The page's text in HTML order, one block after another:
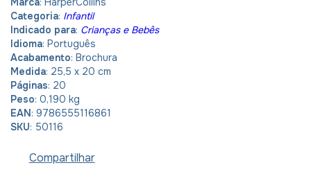
Categoria: Infantil
Indicado para: Crianças e Bebês
Idioma: Português
Acabamento: Brochura
Medida: 25,5 x 20 cm
Páginas: 20
Peso: 0,190 kg
EAN: 9786555116861
SKU: 50116
Compartilhar